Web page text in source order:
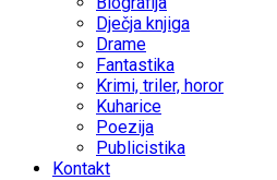
Dječja knjiga
Drame
Fantastika
Krimi, triler, horor
Kuharice
Poezija
Publicistika
Kontakt